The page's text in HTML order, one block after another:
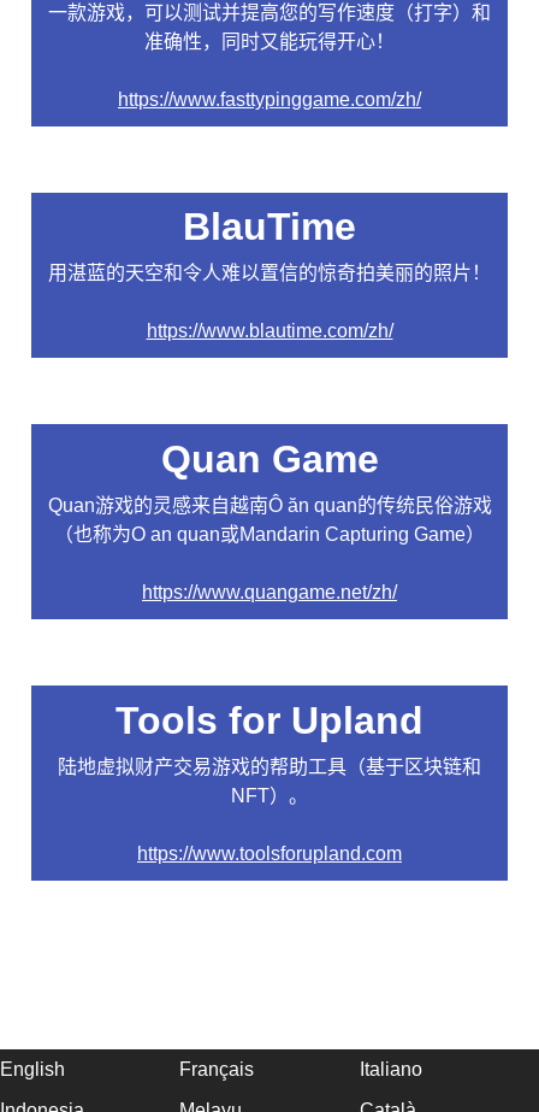
一款游戏，可以测试并提高您的写作速度（打字）和
准确性，同时又能玩得开心！
https://www.fasttypinggame.com/zh/
BlauTime
用湛蓝的天空和令人难以置信的惊奇拍美丽的照片！
https://www.blautime.com/zh/
Quan Game
Quan游戏的灵感来自越南Ô ăn quan的传统民俗游戏
（也称为O an quan或Mandarin Capturing Game）
https://www.quangame.net/zh/
Tools for Upland
陆地虚拟财产交易游戏的帮助工具（基于区块链和
NFT）。
https://www.toolsforupland.com
English Français
Italiano